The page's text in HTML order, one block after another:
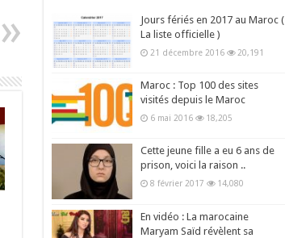
Jours fériés en 2017 au Maroc (
La liste officielle )
21 décembre 2016 20,191
Maroc : Top 100 des sites
visités depuis le Maroc
6 mai 2016 18,205
Cette jeune fille a eu 6 ans de
prison, voici la raison ..
8 février 2017 14,080
En vidéo : La marocaine
Maryam Saïd révèlent sa